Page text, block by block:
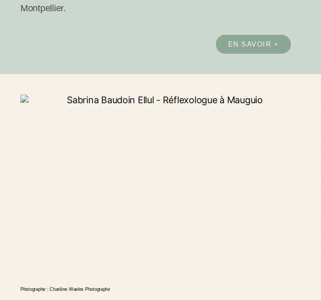
Montpellier.
EN SAVOIR +
Photographe : Charlène Waeles Photographe